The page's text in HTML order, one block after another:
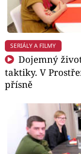
Sledujte nás
SERIÁLY A FILMY
Dojemný
taktiky. V
přísně